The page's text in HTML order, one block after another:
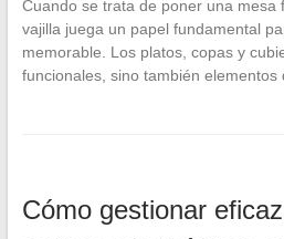
Cuando se trata de poner una mesa
vajilla juega un papel fundamental
memorable. Los platos, copas y
funcionales, sino también elementos
Cómo gestionar